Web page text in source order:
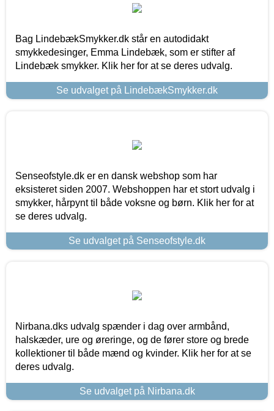
Bag LindebækSmykker.dk står en autodidakt
smykkedesinger, Emma Lindebæk, som er stifter af
Lindebæk smykker. Klik her for at se deres udvalg.
Se udvalget på LindebækSmykker.dk
Senseofstyle.dk er en dansk webshop som har
eksisteret siden 2007. Webshoppen har et stort udvalg i
smykker, hårpynt til både voksne og børn. Klik her for at
se deres udvalg.
Se udvalget på Senseofstyle.dk
Nirbana.dks udvalg spænder i dag over armbånd,
halskæder, ure og øreringe, og de fører store og brede
kollektioner til både mænd og kvinder. Klik her for at se
deres udvalg.
Se udvalget på Nirbana.dk